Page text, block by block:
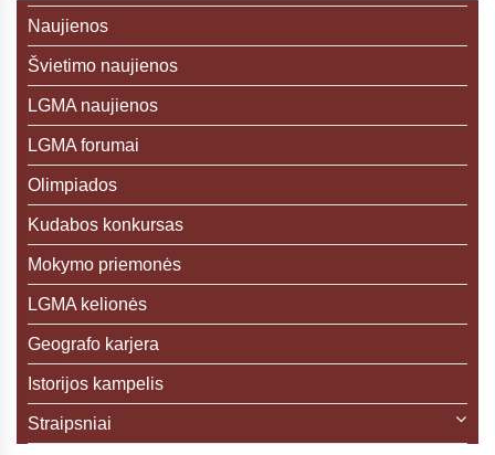
Naujienos
Švietimo naujienos
LGMA naujienos
LGMA forumai
Olimpiados
Kudabos konkursas
Mokymo priemonės
LGMA kelionės
Geografo karjera
Istorijos kampelis
Straipsniai